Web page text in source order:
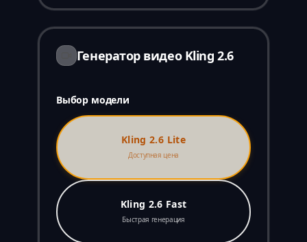
Генератор видео Kling 2.6
Выбор модели
Kling 2.6 Lite
Доступная цена
Kling 2.6 Fast
Быстрая генерация